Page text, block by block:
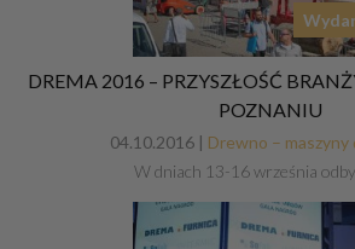
DREMA 2016 – PRZYSZŁOŚĆ
POZNANIU
04.10.2016 | Drewno – maszyny
W dniach 13-16 września